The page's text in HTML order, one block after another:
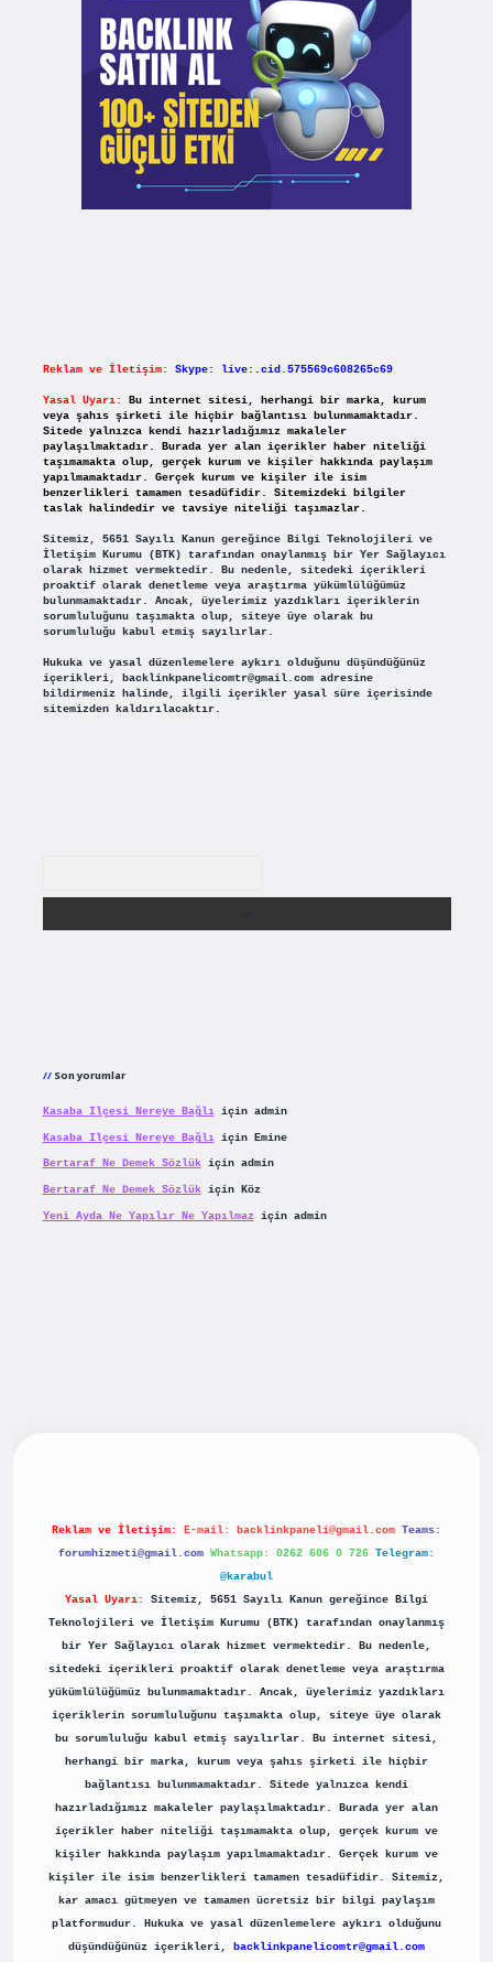
Reklam ve İletişim: Skype: live:.cid.575569c608265c69
Yasal Uyarı:
Bu internet sitesi, herhangi bir marka, kurum
veya şahıs şirketi ile hiçbir bağlantısı bulunmamaktadır.
Sitede yalnızca kendi hazırladığımız makaleler
paylaşılmaktadır. Burada yer alan içerikler haber niteliği
taşımamakta olup, gerçek kurum ve kişiler hakkında paylaşım
yapılmamaktadır. Gerçek kurum ve kişiler ile isim
benzerlikleri tamamen tesadüfidir. Sitemizdeki bilgiler
taslak halindedir ve tavsiye niteliği taşımazlar.
Sitemiz, 5651 Sayılı Kanun gereğince Bilgi Teknolojileri ve
İletişim Kurumu (BTK) tarafından onaylanmış bir Yer Sağlayıcı
olarak hizmet vermektedir. Bu nedenle, sitedeki içerikleri
proaktif olarak denetleme veya araştırma yükümlülüğümüz
bulunmamaktadır. Ancak, üyelerimiz yazdıkları içeriklerin
sorumluluğunu taşımakta olup, siteye üye olarak bu
sorumluluğu kabul etmiş sayılırlar.
Hukuka ve yasal düzenlemelere aykırı olduğunu düşündüğünüz
içerikleri, backlinkpanelicomtr@gmail.comadresine
bildirmeniz halinde, ilgili içerikler yasal süre içerisinde
sitemizden kaldırılacaktır.
Son yorumlar
Kasaba Ilçesi Nereye Bağlıiçin admin
Kasaba Ilçesi Nereye Bağlıiçin Emine
Bertaraf Ne Demek Sözlükiçin admin
Bertaraf Ne Demek Sözlükiçin Köz
Yeni Ayda Ne Yapılır Ne Yapılmaziçin admin
Reklam ve İletişim: E-mail: backlinkpaneli@gmail.com Teams:
forumhizmeti@gmail.com Whatsapp: 0262 606 0 726 Telegram:
@karabul
Yasal Uyarı:
Sitemiz, 5651 Sayılı Kanun gereğince Bilgi
Teknolojileri ve İletişim Kurumu (BTK) tarafından onaylanmış
bir Yer Sağlayıcı olarak hizmet vermektedir. Bu nedenle,
sitedeki içerikleri proaktif olarak denetleme veya araştırma
yükümlülüğümüz bulunmamaktadır. Ancak, üyelerimiz yazdıkları
içeriklerin sorumluluğunu taşımakta olup, siteye üye olarak
bu sorumluluğu kabul etmiş sayılırlar. Bu internet sitesi,
herhangi bir marka, kurum veya şahıs şirketi ile hiçbir
bağlantısı bulunmamaktadır. Sitede yalnızca kendi
hazırladığımız makaleler paylaşılmaktadır. Burada yer alan
içerikler haber niteliği taşımamakta olup, gerçek kurum ve
kişiler hakkında paylaşım yapılmamaktadır. Gerçek kurum ve
kişiler ile isim benzerlikleri tamamen tesadüfidir. Sitemiz,
kar amacı gütmeyen ve tamamen ücretsiz bir bilgi paylaşım
platformudur. Hukuka ve yasal düzenlemelere aykırı olduğunu
düşündüğünüz içerikleri,
backlinkpanelicomtr@gmail.com